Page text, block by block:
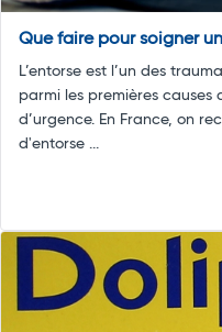
Que faire pour soigner
L’entorse est l’un des
parmi les premières causes
d’urgence. En France, on
d'entorse ...